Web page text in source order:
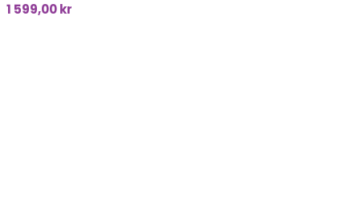
1 599,00kr